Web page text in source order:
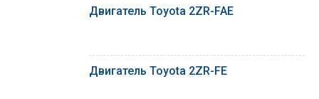
Двигатель Toyota 2ZR-FAE
Двигатель Toyota 2ZR-FE